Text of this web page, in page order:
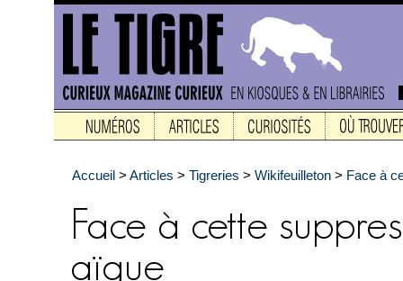
Accueil > Articles > Tigreries > Wikifeuilleton > Face à